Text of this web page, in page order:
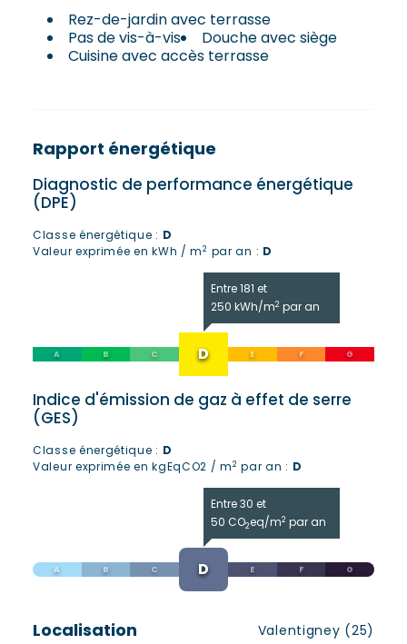
Rez-de-jardin avec terrasse
Pas de vis-à-vis
Douche avec siège
Cuisine avec accès terrasse
Rapport énergétique
Diagnostic de performance énergétique
(DPE)
Classe énergétique : D
Valeur exprimée en kWh / m2 par an : D
Entre 181 et
250 kWh/m2 par an
Indice d'émission de gaz à effet de serre
(GES)
Classe énergétique : D
Valeur exprimée en kgEqCO2 / m2 par an : D
Entre 30 et
50 CO2eq/m2 par an
Localisation Valentigney (25)